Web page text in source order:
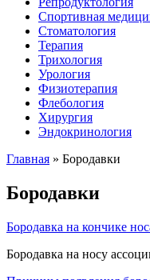
Спортивная
Стоматология
Терапия
Трихология
Урология
Физиотерапия
Флебология
Хирургия
Эндокринология
Главная » Бородавки
Бородавки
Бородавка на кончике
Бородавка на носу